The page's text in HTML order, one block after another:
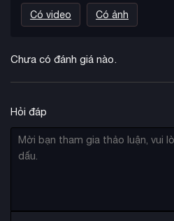
Có video Có ảnh
Chưa có đánh giá nào.
Hỏi đáp